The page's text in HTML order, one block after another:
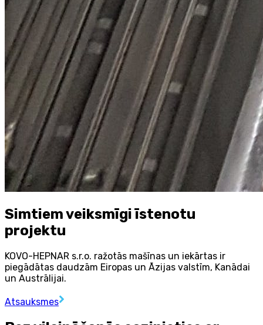
Simtiem veiksmīgi īstenotu
projektu
KOVO-HEPNAR s.r.o. ražotās mašīnas un iekārtas ir
piegādātas daudzām Eiropas un Āzijas valstīm, Kanādai
un Austrālijai.
Atsauksmes